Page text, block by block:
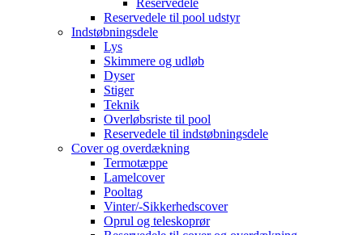
Reservedele
Reservedele til pool udstyr
Indstøbningsdele
Lys
Skimmere og udløb
Dyser
Stiger
Teknik
Overløbsriste til pool
Reservedele til indstøbningsdele
Cover og overdækning
Termotæppe
Lamelcover
Pooltag
Vinter/-Sikkerhedscover
Oprul og teleskoprør